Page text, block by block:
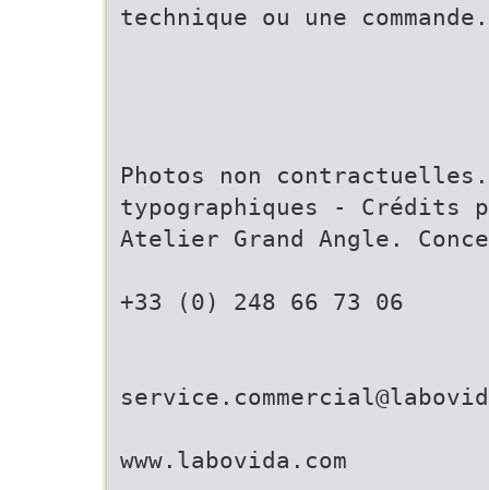
technique ou une
Photos non
typographiques - Crédits
Atelier Grand Angle.
+33 (0) 248 66 73 06
www.labovida.com